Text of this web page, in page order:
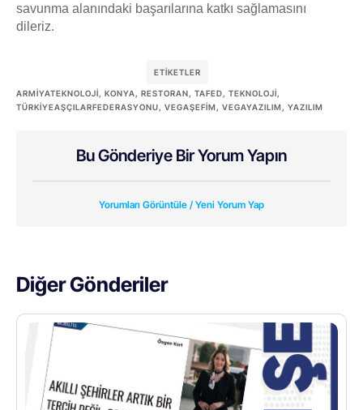
savunma alanındaki başarılarına katkı sağlamasını
dileriz.
ETIKETLER
ARMIYATEKNOLOJI, KONYA, RESTORAN, TAFED, TEKNOLOJI,
TÜRKIYEAŞÇILARFEDERASYONU, VEGAŞEFIM, VEGAYAZILIM, YAZILIM
Bu Gönderiye Bir Yorum Yapın
Yorumları Görüntüle / Yeni Yorum Yap
Diğer Gönderiler